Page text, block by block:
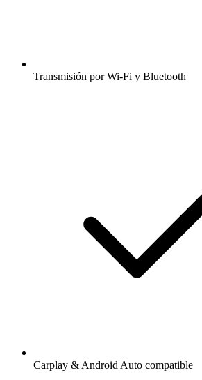
Transmisión por Wi-Fi y Bluetooth
Carplay & Android Auto compatible